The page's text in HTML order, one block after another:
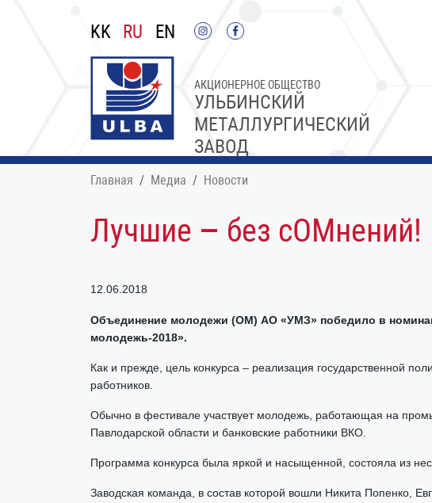
KK RU EN
УЛЬБИНСКИЙ
МЕТАЛЛУРГИЧЕСКИЙ
ЗАВОД
АКЦИОНЕРНОЕ ОБЩЕСТВО
Главная Медиа Новости
Лучшие – без сОМнений!
12.06.2018
Объединение молодежи (ОМ) АО «УМЗ» победило в
молодежь-2018».
Как и прежде, цель конкурса – реализация государственной
работников.
Обычно в фестивале участвует молодежь, работающая на
Павлодарской области и банковские работники ВКО.
Программа конкурса была яркой и насыщенной, состояла из
Заводская команда, в состав которой вошли Никита Попенко,